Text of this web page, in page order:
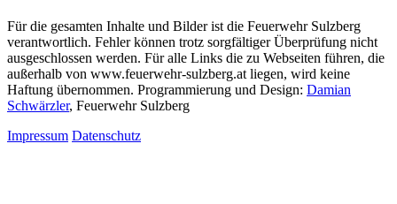
Für die gesamten Inhalte und Bilder ist die Feuerwehr Sulzberg
verantwortlich. Fehler können trotz sorgfältiger Überprüfung nicht
ausgeschlossen werden. Für alle Links die zu Webseiten führen, die
außerhalb von www.feuerwehr-sulzberg.at liegen, wird keine
Haftung übernommen. Programmierung und Design: Damian
Schwärzler, Feuerwehr Sulzberg
Impressum Datenschutz